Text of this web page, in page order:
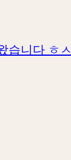
습니다 ㅎㅅ